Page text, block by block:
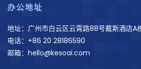
办公地址
地址：广州市白云区云霄路88号戴斯酒店A
电话：+86 20 28186590
邮箱：hello@kesoai.com